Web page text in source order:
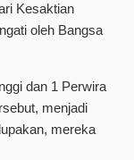
Kesaktian
oleh Bangsa
dan 1 Perwira
menjadi
mereka